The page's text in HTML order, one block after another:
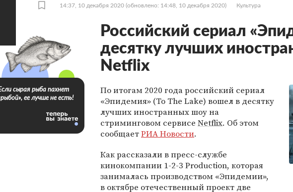
14:37, 10 декабря 2020 (обновлено: 14:48, 10 декабря 2020) Культура
Российский сериал
десятку лучших
Netflix
По итогам 2020 года российский сериал
«Эпидемия» (To The Lake) вошел в десятку
лучших иностранных шоу на
стриминговом сервисе Netflix. Об этом
сообщаетРИА Новости.
Как рассказали в пресс-службе
кинокомпании 1-2-3 Production, которая
занималась производством «Эпидемии»,
в октябре отечественный проект две
сырая рыба пахнет
ее лучше не есть!